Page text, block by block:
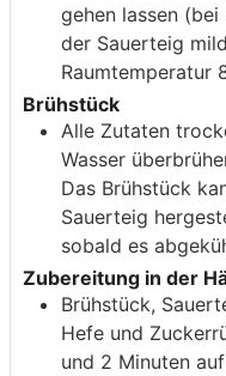
gehen lassen
der Sauerteig
Raumtemperatur
Brühstück
Alle Zutaten
Wasser
Das Brühstück
Sauerteig
sobald es
Zubereitung in der
Brühstück,
Hefe und
und 2 Minuten